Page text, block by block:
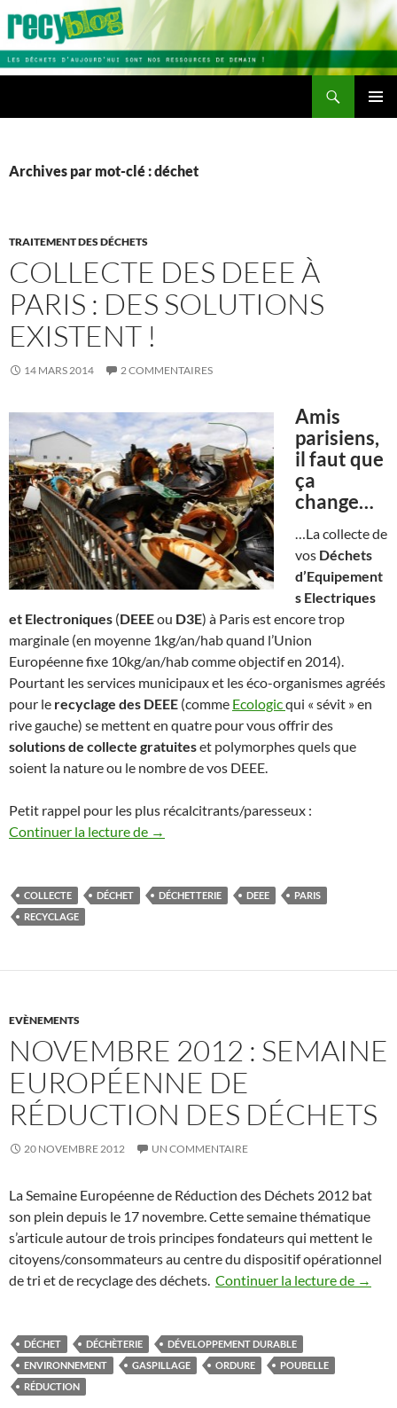
Aller
contenu
Archives par mot-clé : déchet
TRAITEMENT DES DÉCHETS
COLLECTE DES DEEE À
PARIS : DES SOLUTIONS
EXISTENT !
14 MARS 2014 2 COMMENTAIRES
Amis
parisiens,
il faut que
ça
change…
…La collecte de
vos Déchets
d’Equipement
s Electriques
et Electroniques (DEEEou D3E) à Paris est encore trop
marginale (en moyenne 1kg/an/hab quand l’Union
Européenne fixe 10kg/an/hab comme objectif en 2014).
Pourtant les services municipaux et les éco-organismes agréés
pour le recyclage des DEEE (comme Ecologicqui « sévit » en
rive gauche) se mettent en quatre pour vous offrir des
solutions de collecte gratuiteset polymorphes quels que
soient la nature ou le nombre de vos DEEE.
Petit rappel pour les plus récalcitrants/paresseux :
Continuer la lecture de Collecte des DEEE à Paris : des
→
COLLECTE DÉCHET DÉCHETTERIE DEEE
PARIS
RECYCLAGE
EVÈNEMENTS
NOVEMBRE 2012 : SEMAINE
EUROPÉENNE DE
RÉDUCTION DES DÉCHETS
20 NOVEMBRE 2012 UN COMMENTAIRE
La Semaine Européenne de Réduction des Déchets 2012 bat
son plein depuis le 17 novembre. Cette semaine thématique
s’articule autour de trois principes fondateurs qui mettent le
citoyens/consommateurs au centre du dispositif opérationnel
de tri et de recyclage des déchets. Continuer la lecture de →
DÉCHET DÉCHÈTERIE
DÉVELOPPEMENT DURABLE
ENVIRONNEMENT
GASPILLAGE ORDURE
POUBELLE
RÉDUCTION